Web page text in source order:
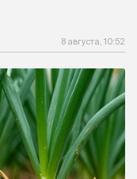
8 августа, 10:52